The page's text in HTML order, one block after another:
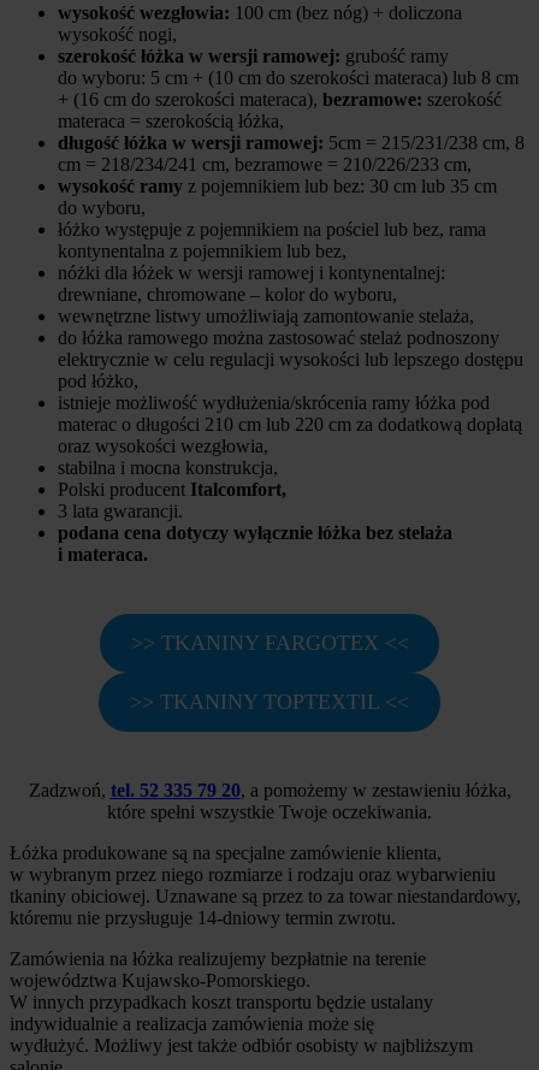
wysokość wezgłowia: 100 cm (bez nóg) + doliczona
wysokość nogi,
szerokość łóżka w wersji ramowej: grubość ramy
do wyboru: 5 cm + (10 cm do szerokości materaca) lub 8 cm
+ (16 cm do szerokości materaca), bezramowe: szerokość
materaca = szerokością łóżka,
długość łóżka w wersji ramowej: 5cm = 215/231/238 cm, 8
cm = 218/234/241 cm, bezramowe = 210/226/233 cm,
wysokość ramy z pojemnikiem lub bez: 30 cm lub 35 cm
do wyboru,
łóżko występuje z pojemnikiem na pościel lub bez, rama
kontynentalna z pojemnikiem lub bez,
nóżki dla łóżek w wersji ramowej i kontynentalnej:
drewniane, chromowane – kolor do wyboru,
wewnętrzne listwy umożliwiają zamontowanie stelaża,
do łóżka ramowego można zastosować stelaż podnoszony
elektrycznie w celu regulacji wysokości lub lepszego dostępu
pod łóżko,
istnieje możliwość wydłużenia/skrócenia ramy łóżka pod
materac o długości 210 cm lub 220 cm za dodatkową dopłatą
oraz wysokości wezgłowia,
stabilna i mocna konstrukcja,
Polski producent Italcomfort,
3 lata gwarancji.
podana cena dotyczy wyłącznie łóżka bez stelaża
i materaca.
>> TKANINY FARGOTEX <<
>> TKANINY TOPTEXTIL <<
Zadzwoń, tel. 52 335 79 20, a pomożemy w zestawieniu łóżka,
które spełni wszystkie Twoje oczekiwania.
Łóżka produkowane są na specjalne zamówienie klienta,
w wybranym przez niego rozmiarze i rodzaju oraz wybarwieniu
tkaniny obiciowej. Uznawane są przez to za towar niestandardowy,
któremu nie przysługuje 14-dniowy termin zwrotu.
Zamówienia na łóżka realizujemy bezpłatnie na terenie
województwa Kujawsko-Pomorskiego.
W innych przypadkach koszt transportu będzie ustalany
indywidualnie a realizacja zamówienia może się
wydłużyć. Możliwy jest także odbiór osobisty w najbliższym